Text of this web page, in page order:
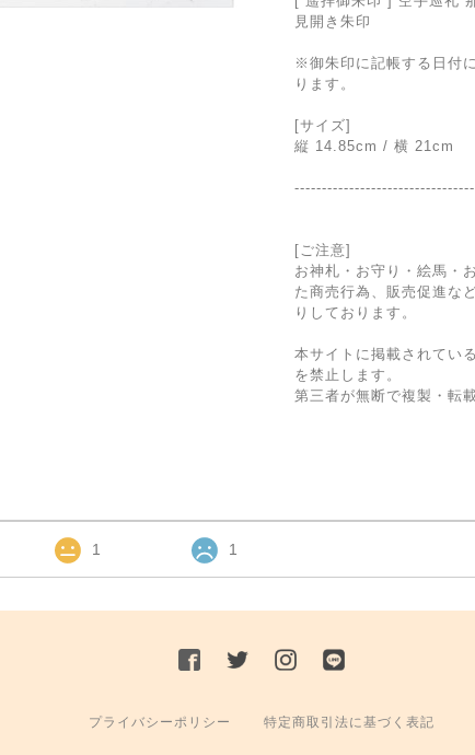
見開き朱印
※御朱印に記帳する日付
ります。
[サイズ]
縦 14.85cm / 横 21cm
[ご注意]
お神札・お守り・絵馬・
た商売行為、販売促進な
りしております。
本サイトに掲載されてい
を禁止します。
第三者が無断で複製・転
1 1
プライバシーポリシー 特定商取引法に基づく表記